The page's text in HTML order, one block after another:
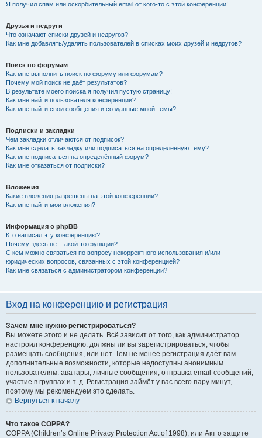
Я получил спам или оскорбительный email от кого-то с этой конференции!
Друзья и недруги
Что означают списки друзей и недругов?
Как мне добавлять/удалять пользователей в списках моих друзей и недругов?
Поиск по форумам
Как мне выполнить поиск по форуму или форумам?
Почему мой поиск не даёт результатов?
В результате моего поиска я получил пустую страницу!
Как мне найти пользователя конференции?
Как мне найти свои сообщения и созданные мной темы?
Подписки и закладки
Чем закладки отличаются от подписок?
Как мне сделать закладку или подписаться на определённую тему?
Как мне подписаться на определённый форум?
Как мне отказаться от подписки?
Вложения
Какие вложения разрешены на этой конференции?
Как мне найти мои вложения?
Информация о phpBB
Кто написал эту конференцию?
Почему здесь нет такой-то функции?
С кем можно связаться по вопросу некорректного использования и/или
юридических вопросов, связанных с этой конференцией?
Как мне связаться с администратором конференции?
Вход на конференцию и регистрация
Зачем мне нужно регистрироваться?
Вы можете этого и не делать. Всё зависит от того, как администратор
настроил конференцию: должны ли вы зарегистрироваться, чтобы
размещать сообщения, или нет. Тем не менее регистрация даёт вам
дополнительные возможности, которые недоступны анонимным
пользователям: аватары, личные сообщения, отправка email-сообщений,
участие в группах и т. д. Регистрация займёт у вас всего пару минут,
поэтому мы рекомендуем это сделать.
Вернуться к началу
Что такое COPPA?
COPPA (Children’s Online Privacy Protection Act of 1998), или Акт о защите